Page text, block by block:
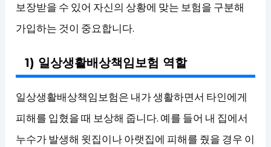
보장받을 수 있어 자신의 상황에 맞는 보험을 구분해
가입하는 것이 중요합니다.
1) 일상생활배상책임보험 역할
일상생활배상책임보험은 내가 생활하면서 타인에게
피해를 입혔을 때 보상해 줍니다. 예를 들어 내 집에서
누수가 발생해 윗집이나 아랫집에 피해를 줬을 경우 이